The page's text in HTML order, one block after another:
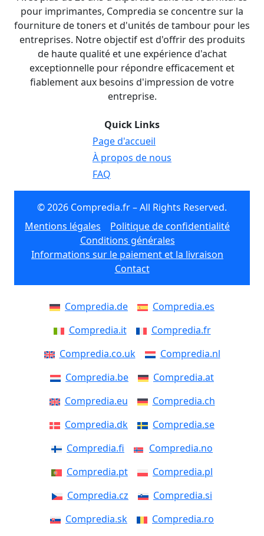
pour imprimantes, Compredia se concentre sur la
fourniture de toners et d'unités de tambour pour les
entreprises. Notre objectif est d'offrir des produits
de haute qualité et une expérience d'achat
exceptionnelle pour répondre efficacement et
fiablement aux besoins d'impression de votre
entreprise.
Quick Links
Page d'accueil
À propos de nous
FAQ
© 2026 Compredia.fr – All Rights Reserved.
Mentions légales
Politique de confidentialité
Conditions générales
Informations sur le paiement et la livraison
Contact
Compredia.de
Compredia.es
Compredia.it
Compredia.fr
Compredia.co.uk
Compredia.nl
Compredia.be
Compredia.at
Compredia.eu
Compredia.ch
Compredia.dk
Compredia.se
Compredia.fi
Compredia.no
Compredia.pt
Compredia.pl
Compredia.cz
Compredia.si
Compredia.sk
Compredia.ro